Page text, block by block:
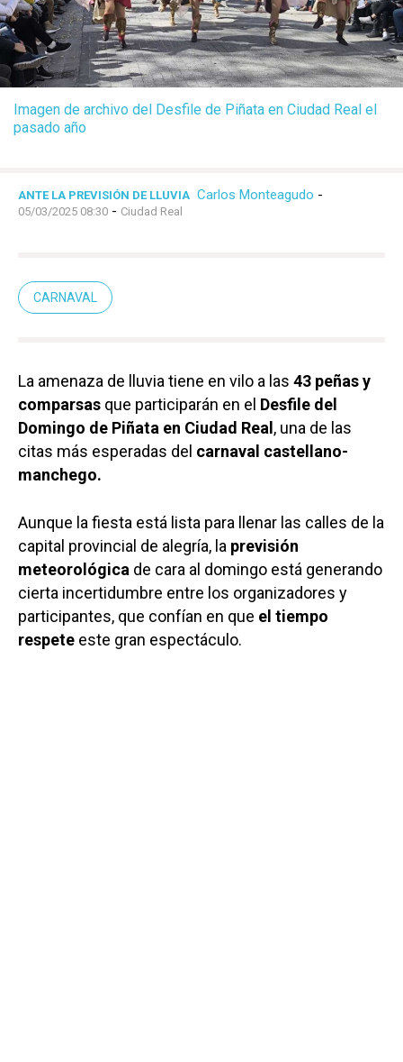
Imagen de archivo del Desfile de Piñata en Ciudad Real el
pasado año
ANTE LA PREVISIÓN DE LLUVIA Carlos Monteagudo -
05/03/2025 08:30 - Ciudad Real
CARNAVAL
La amenaza de lluvia tiene en vilo a las 43 peñas y
comparsas que participarán en el Desfile del
Domingo de Piñata en Ciudad Real, una de las
citas más esperadas del carnaval castellano-
manchego.
Aunque la fiesta está lista para llenar las calles de la
capital provincial de alegría, la previsión
meteorológica de cara al domingo está generando
cierta incertidumbre entre los organizadores y
participantes, que confían en que el tiempo
respete este gran espectáculo.